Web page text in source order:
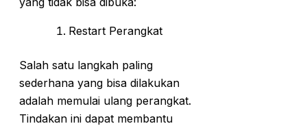
Restart Perangkat
Salah satu langkah paling
sederhana yang bisa dilakukan
adalah memulai ulang perangkat.
Tindakan ini dapat membantu